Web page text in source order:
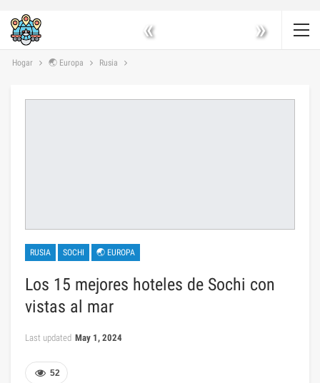
« »
Hogar 🌏 Europa Rusia
RUSIA SOCHI 🌏 EUROPA
Los 15 mejores hoteles de Sochi con
vistas al mar
Last updated May 1, 2024
52